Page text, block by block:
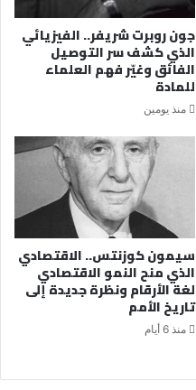
جون روبرت شريفر.. الفيزيائي
الذي كشف سر التوصيل
الفائق وغيّر فهم العلماء
للمادة
منذ يومين
سيمون كوزنتس.. الاقتصادي
الذي منح النمو الاقتصادي
لغة الأرقام ونظرة جديدة إلى
تاريخ الأمم
منذ 6 أيام